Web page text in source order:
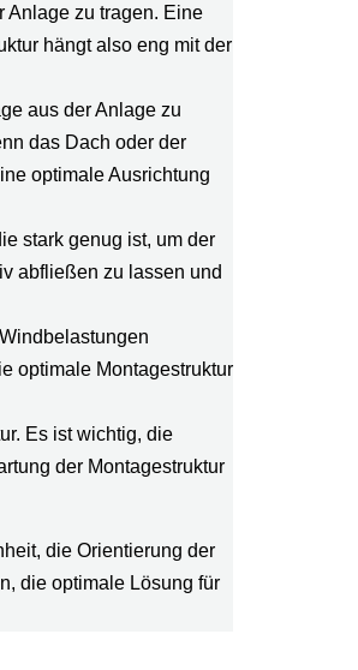
Anlage zu tragen. Eine
hängt also eng mit der
aus der Anlage zu
das Dach oder der
optimale Ausrichtung
stark genug ist, um der
abfließen zu lassen und
optimale Montagestruktur
Es ist wichtig, die
der Montagestruktur
die Orientierung der
die optimale Lösung für